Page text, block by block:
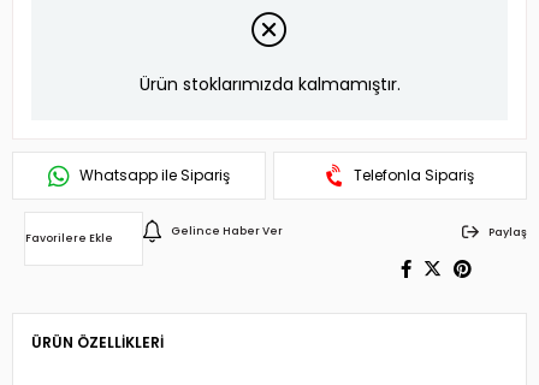
Ürün stoklarımızda kalmamıştır.
Whatsapp ile Sipariş Telefonla Sipariş
Favorilere Ekle
Gelince Haber Ver Paylaş
ÜRÜN ÖZELLIKLERI